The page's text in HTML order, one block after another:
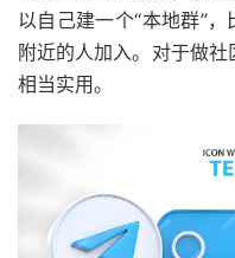
以自己建一个“本地群”
附近的人加入。对于做
相当实用。